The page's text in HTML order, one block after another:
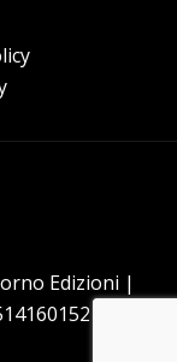
Edizioni |